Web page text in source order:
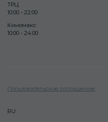
ТРЦ
10:00 - 22:00
Киномакс
10:00 - 24:00
Пользовательское соглашение
RU